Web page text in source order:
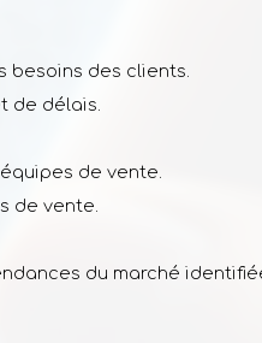
des clients.
de délais.
de vente.
de vente.
du marché